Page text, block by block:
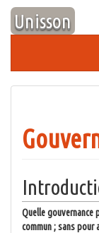
Aller
contenu
Unisson
Quelle gouvernance
commun ; sans